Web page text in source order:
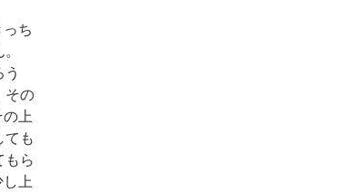
ち
その
上
ても
もら
上